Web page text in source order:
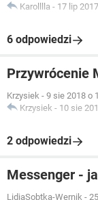
Karolllla - 17 lip
6 odpowiedzi
Przywrócenie
Krzysiek - 9 sie 2018 o
Krzysiek - 10 sie
2 odpowiedzi
Messenger -
LidiaSobtka-Wernik -